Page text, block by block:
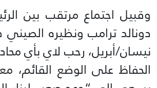
وقبيل اجتماع مرتقب بين
دونالد ترامب ونظيره
نيسان/أبريل، رحب لاي بأي
الحفاظ على الوضع القائم،